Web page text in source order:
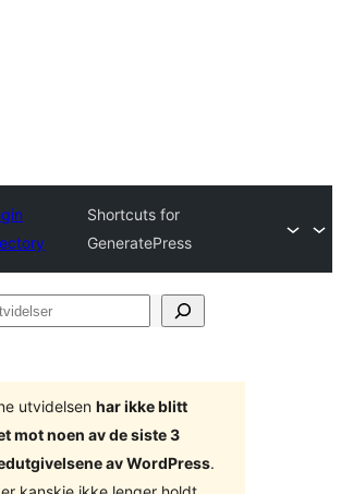
Shortcuts for
GeneratePress
utvidelsen har ikke blitt
mot noen av de siste 3
av WordPress.